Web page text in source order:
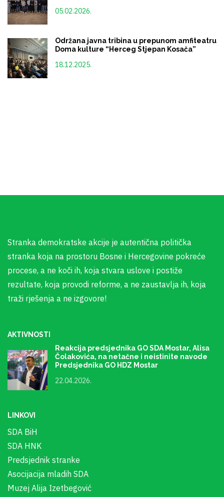
05.02.2026.
Održana javna tribina u prepunom amfiteatru
Doma kulture “Herceg Stjepan Kosača”
18.12.2025.
Stranka demokratske akcije je autentična politička
stranka koja na prostoru Bosne i Hercegovine pokreće
procese, a ne koči ih, koja stvara uslove i postiže
rezultate, koja provodi reforme, a ne zaustavlja ih, koja
traži rješenja a ne izgovore!
AKTIVNOSTI
Reakcija predsjednika GO SDA Mostar, Alisa
Čolakovića, na netačne i neistinite navode
Predsjednika GO HDZ Mostar
22.04.2026.
LINKOVI
SDA BiH
SDA HNK
Predsjednik stranke
Asocijacija mladih SDA
Muzej Alija Izetbegović